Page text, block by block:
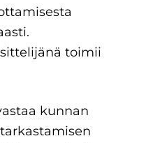
toimii
kunnan